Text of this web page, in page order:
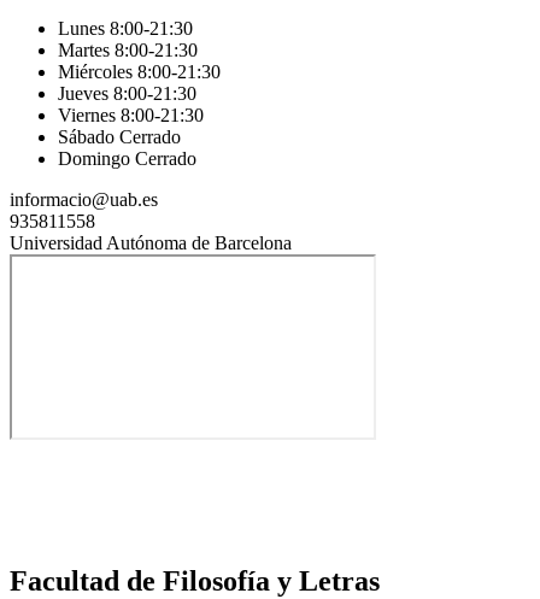
Lunes 8:00-21:30
Martes 8:00-21:30
Miércoles 8:00-21:30
Jueves 8:00-21:30
Viernes 8:00-21:30
Sábado Cerrado
Domingo Cerrado
informacio@uab.es
935811558
Universidad Autónoma de Barcelona
Facultad de Filosofía y Letras